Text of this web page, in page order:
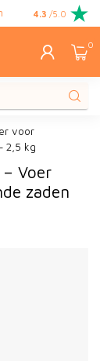
Gratis
4.3 /5.0
0
voor
2,5 kg
Voer
zaden